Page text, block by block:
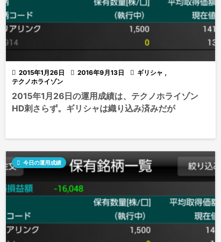
 2015年1月26日  2016年9月13日  ギリシャ ,
テクノホライゾン
2015年1月26日の運用成績は、テクノホライゾン
HD刺さらず。ギリシャは織り込み済みだが
 今日の運用成績